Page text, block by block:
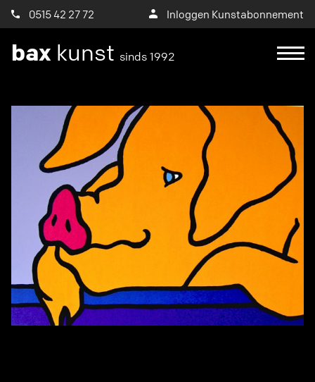
0515 42 27 72 Inloggen Kunstabonnement
bax kunst sinds 1992